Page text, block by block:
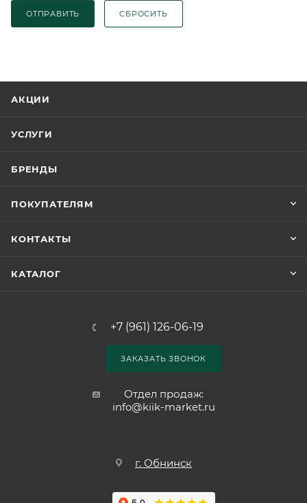
ОТПРАВИТЬ СБРОСИТЬ
АКЦИИ
УСЛУГИ
БРЕНДЫ
ПОКУПАТЕЛЯМ
КОНТАКТЫ
КАТАЛОГ
+7 (961) 126-06-19
ЗАКАЗАТЬ ЗВОНОК
Отдел продаж:
info@kiik-market.ru
г. Обнинск